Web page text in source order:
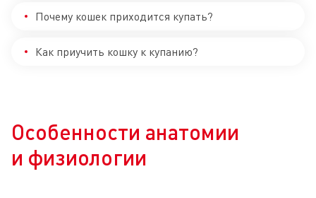
Почему кошек приходится купать?
Как приучить кошку к купанию?
Особенности анатомии
и физиологии